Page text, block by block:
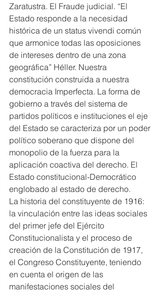
Zaratustra. El Fraude judicial. “El
Estado responde a la necesidad
histórica de un status vivendi común
que armonice todas las oposiciones
de intereses dentro de una zona
geográfica” Héller. Nuestra
constitución construida a nuestra
democracia Imperfecta. La forma de
gobierno a través del sistema de
partidos políticos e instituciones el eje
del Estado se caracteriza por un poder
político soberano que dispone del
monopolio de la fuerza para la
aplicación coactiva del derecho. El
Estado constitucional-Democrático
englobado al estado de derecho.
La historia del constituyente de 1916:
la vinculación entre las ideas sociales
del primer jefe del Ejército
Constitucionalista y el proceso de
creación de la Constitución de 1917,
el Congreso Constituyente, teniendo
en cuenta el origen de las
manifestaciones sociales del